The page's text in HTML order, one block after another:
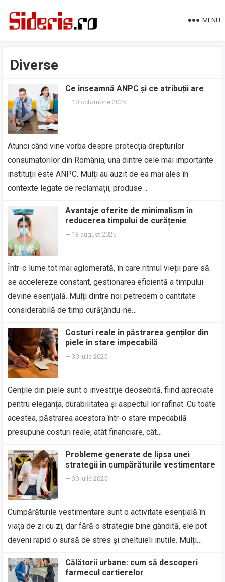
MENU
Diverse
Ce înseamnă ANPC și ce atribuții are
— 10 octombrie 2025
Atunci când vine vorba despre protecția drepturilor
consumatorilor din România, una dintre cele mai importante
instituții este ANPC. Mulți au auzit de ea mai ales în
contexte legate de reclamații, produse…
Avantaje oferite de minimalism în
reducerea timpului de curățenie
— 13 august 2025
Într-o lume tot mai aglomerată, în care ritmul vieții pare să
se accelereze constant, gestionarea eficientă a timpului
devine esențială. Mulți dintre noi petrecem o cantitate
considerabilă de timp curățându-ne…
Costuri reale în păstrarea genților din
piele în stare impecabilă
—30 iulie 2025
Gențile din piele sunt o investiție deosebită, fiind apreciate
pentru eleganța, durabilitatea și aspectul lor rafinat. Cu toate
acestea, păstrarea acestora într-o stare impecabilă
presupune costuri reale, atât financiare, cât…
Probleme generate de lipsa unei
strategii în cumpărăturile vestimentare
—30 iulie 2025
Cumpărăturile vestimentare sunt o activitate esențială în
viața de zi cu zi, dar fără o strategie bine gândită, ele pot
deveni rapid o sursă de stres și cheltuieli inutile. Mulți…
Călătorii urbane: cum să descoperi
farmecul cartierelor